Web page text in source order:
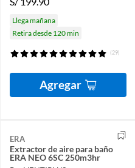
Llega mañana
Retira desde 120 min
(29)
Agregar
ERA
Extractor de aire para baño
ERA NEO 6SC 250m3hr